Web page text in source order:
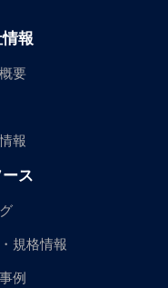
報
要
報
ース
規格情報
例